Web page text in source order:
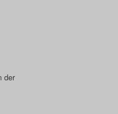
Blog
der